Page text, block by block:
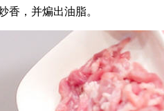
香，并煸出油脂。